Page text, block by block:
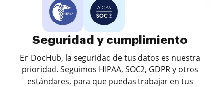
Seguridad y cumplimiento
En DocHub, la seguridad de tus datos es nuestra
prioridad. Seguimos HIPAA, SOC2, GDPR y otros
estándares, para que puedas trabajar en tus